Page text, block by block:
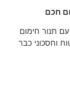
חכם
תנור חימום
וחסכוני כבר